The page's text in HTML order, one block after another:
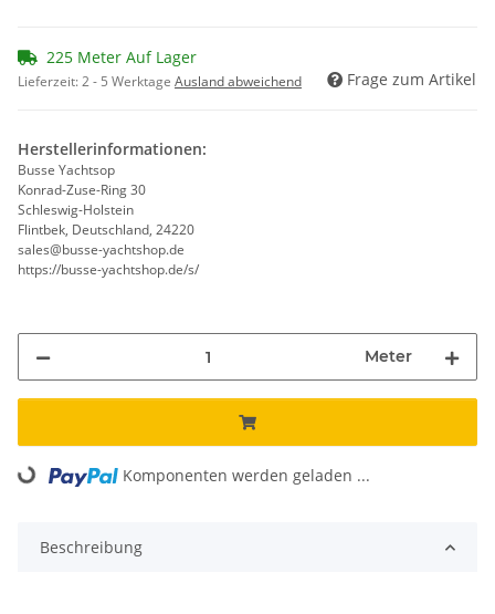
225 Meter Auf Lager
Lieferzeit:2 - 5 Werktage Ausland abweichend Frage zum Artikel
Herstellerinformationen:
Busse Yachtsop
Konrad-Zuse-Ring 30
Schleswig-Holstein
Flintbek, Deutschland, 24220
sales@busse-yachtshop.de
https://busse-yachtshop.de/s/
Meter
Loading... Komponenten werden geladen ...
Beschreibung